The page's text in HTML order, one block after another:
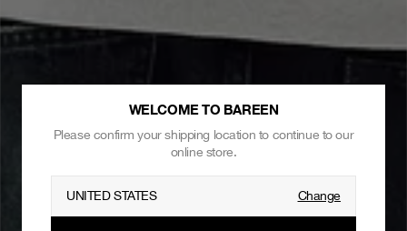
WELCOME TO BAREEN
Please confirm your shipping location to continue to our
online store.
UNITED STATES Change